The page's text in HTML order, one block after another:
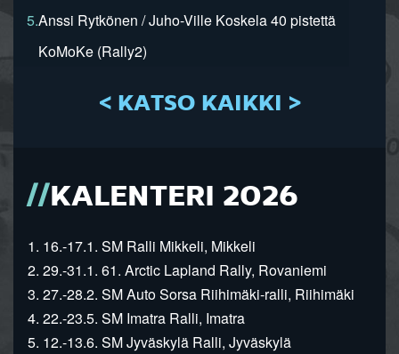
5.Anssi Rytkönen / Juho-Ville Koskela 40 pistettä
KoMoKe (Rally2)
< KATSO KAIKKI >
KALENTERI 2026
1. 16.-17.1. SM Ralli Mikkeli, Mikkeli
2. 29.-31.1. 61. Arctic Lapland Rally, Rovaniemi
3. 27.-28.2. SM Auto Sorsa Riihimäki-ralli, Riihimäki
4. 22.-23.5. SM Imatra Ralli, Imatra
5. 12.-13.6. SM Jyväskylä Ralli, Jyväskylä